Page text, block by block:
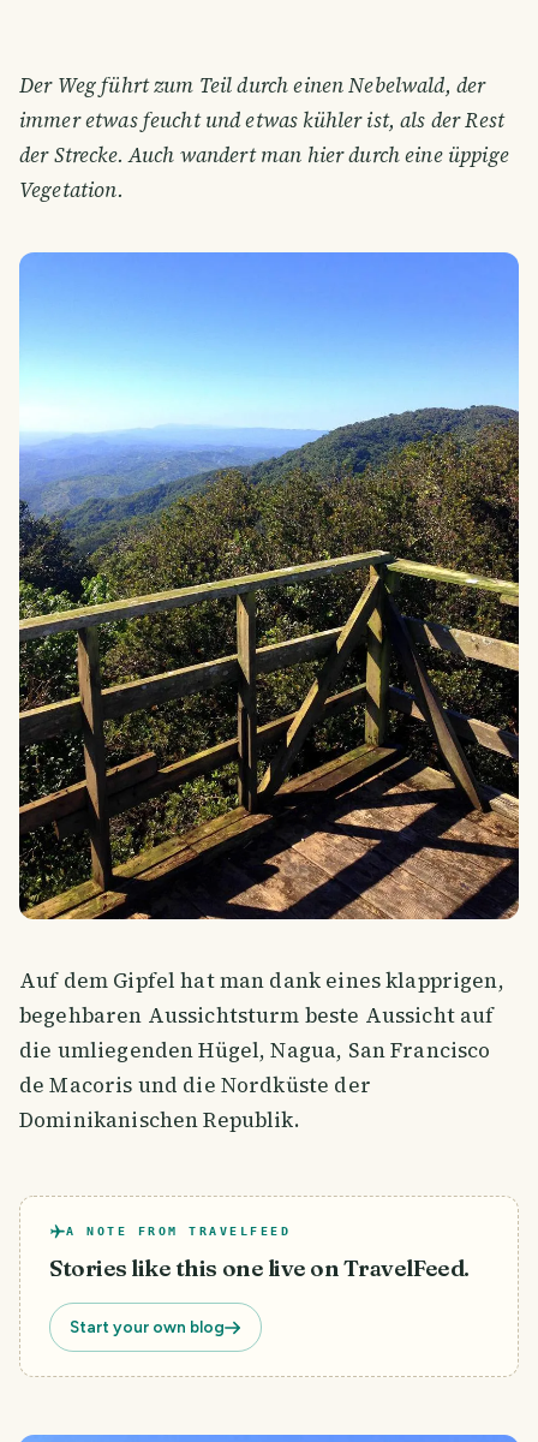
Der Weg führt zum Teil durch einen Nebelwald, der
immer etwas feucht und etwas kühler ist, als der Rest
der Strecke. Auch wandert man hier durch eine üppige
Vegetation.
Auf dem Gipfel hat man dank eines klapprigen,
begehbaren Aussichtsturm beste Aussicht auf
die umliegenden Hügel, Nagua, San Francisco
de Macoris und die Nordküste der
Dominikanischen Republik.
A NOTE FROM TRAVELFEED
Stories like this one live on TravelFeed.
Start your own blog